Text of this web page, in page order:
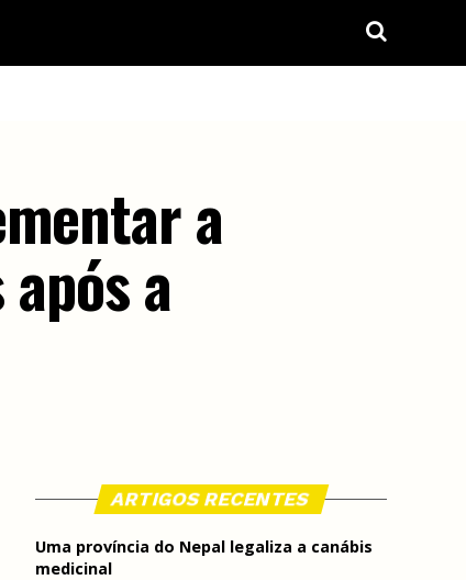
a
a
ARTIGOS RECENTES
Uma província do Nepal legaliza a canábis
medicinal